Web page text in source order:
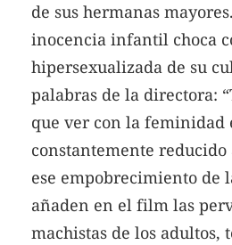
de sus hermanas
inocencia infantil choca
hipersexualizada de su
palabras de la directora:
que ver con la feminidad
constantemente reducido
ese empobrecimiento de
añaden en el film las
machistas de los adultos,